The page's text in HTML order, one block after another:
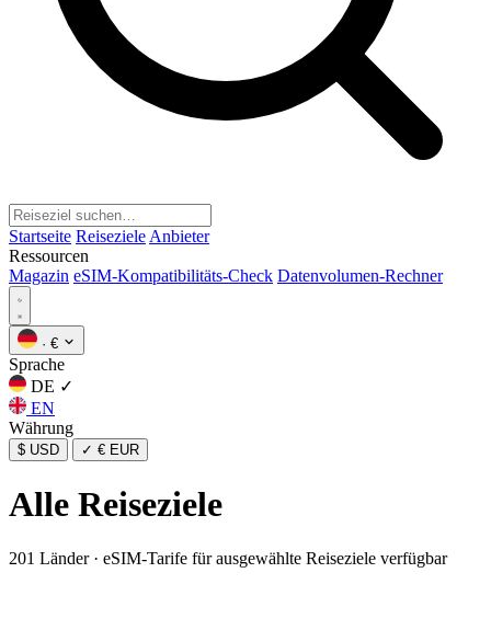
Startseite Reiseziele Anbieter
Ressourcen
Magazin eSIM-Kompatibilitäts-Check Datenvolumen-Rechner
· €
Sprache
DE ✓
EN
Währung
$ USD ✓ € EUR
Alle Reiseziele
201 Länder · eSIM-Tarife für ausgewählte Reiseziele verfügbar